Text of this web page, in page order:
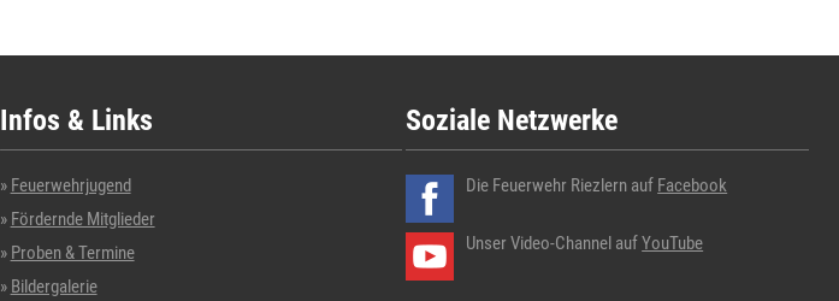
Infos & Links
Feuerwehrjugend
Fördernde Mitglieder
Proben & Termine
Bildergalerie
Soziale Netzwerke
Die Feuerwehr Riezlern auf Facebook
Unser Video-Channel aufYouTube